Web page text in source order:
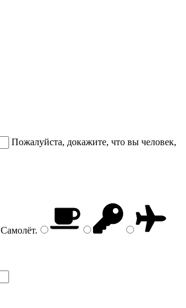
Пожалуйста, докажите, что вы человек,
Самолёт.